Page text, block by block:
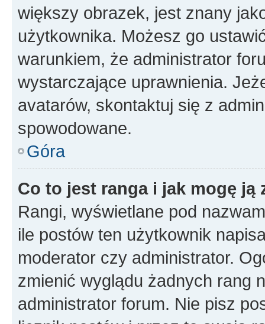
większy obrazek, jest znany
użytkownika. Możesz go
warunkiem, że administrator
wystarczające uprawnienia.
avatarów, skontaktuj się z
spowodowane.
Góra
Co to jest ranga i jak mogę ją
Rangi, wyświetlane pod
ile postów ten użytkownik
moderator czy administrator.
zmienić wyglądu żadnych rang
administrator forum. Nie pisz